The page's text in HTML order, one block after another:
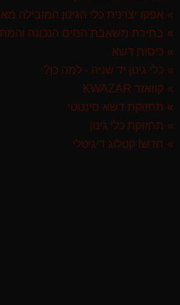
אפקו יצרנית כלי הגינון המובילה
בחירת משאבת המים הנכונה
כיסוח דשא
כלי גינון יד שניה - למה כן?
קוואזר KWAZAR
תחזוקת דשא סינטטי
תחזוקת כלי גינון
חדש! קטלוג דיגיטלי